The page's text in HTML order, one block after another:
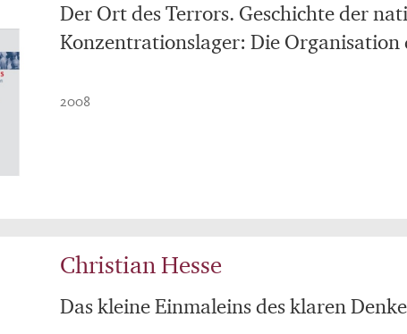
Der Ort des Terrors. Geschichte der
Konzentrationslager: Die Organisation
2008
Christian Hesse
Das kleine Einmaleins des klaren